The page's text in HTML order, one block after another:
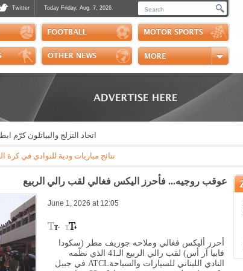
Twitter Today Friday, Aug. 7, 2026.
Polls
Scores
Handball
اتحاد التزلج والبياتلون كرّم ابطاله
نتائج مباريات ودية للنوادي في كرة القدم: مايوركا - باريس سان جيرمان 3-0 * ريال بيتيس - ارسنال 3-1 * نابولي -
عوقب روجيه... فأحرز اليكس فغالي لقب رالي الربيع
June 1, 2026 at 12:05
أحرز أليكس فغالي وملاحه جوزيف مطر (سكودا
فابيا آر أس) لقب رالي الربيع الـ41 الذي نظّمه
النادي اللبناني للسيارات والسياحةATCL في جبيل